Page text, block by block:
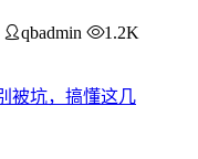
qbadmin
1.2K